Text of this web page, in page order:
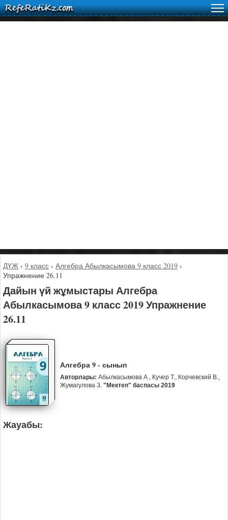
ДҮЖ › 9 класс › Алгебра Абылкасымова 9 класс 2019 ›
Упражнение 26.11
Дайын үй жұмыстары Алгебра
Абылкасымова 9 класс 2019 Упражнение
26.11
Алгебра 9 - сынып
Авторлары: Абылкасымова А., Кучер Т., Корчевский В.,
Жумагулова З. "Мектеп" баспасы 2019
Жауабы: